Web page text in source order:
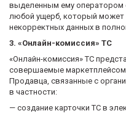
выделенным ему оператором
любой ущерб, который может
некорректных данных в
3. «Онлайн-комиссия» ТС
«Онлайн-комиссия» ТС
совершаемые маркетплейсом
Продавца, связанные с
в частности:
— создание карточки ТС в